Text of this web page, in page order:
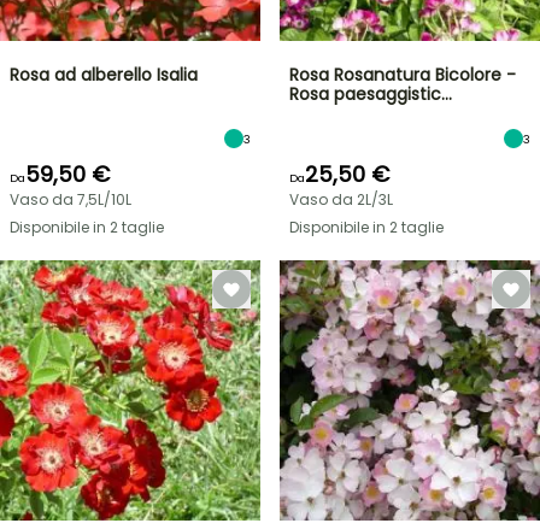
Rosa ad alberello Isalia
3
Da59,50 €
Vaso da 7,5L/10L
Disponibile in 2 taglie
Rosa Rosanatura Bicolore -
Rosa paesaggistic…
3
Da25,50 €
Vaso da 2L/3L
Disponibile in 2 taglie